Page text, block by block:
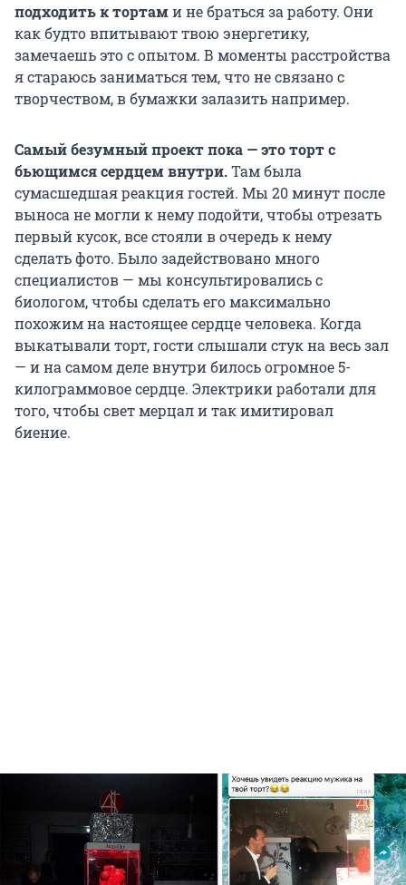
подходить к тортами не браться за работу. Они
как будто впитывают твою энергетику,
замечаешь это с опытом. В моменты расстройства
я стараюсь заниматься тем, что не связано с
творчеством, в бумажки залазить например.
Самый безумный проект пока — это торт с
бьющимся сердцем внутри.Там была
сумасшедшая реакция гостей. Мы 20 минут после
выноса не могли к нему подойти, чтобы отрезать
первый кусок, все стояли в очередь к нему
сделать фото. Было задействовано много
специалистов — мы консультировались с
биологом, чтобы сделать его максимально
похожим на настоящее сердце человека. Когда
выкатывали торт, гости слышали стук на весь зал
— и на самом деле внутри билось огромное 5-
килограммовое сердце. Электрики работали для
того, чтобы свет мерцал и так имитировал
биение.